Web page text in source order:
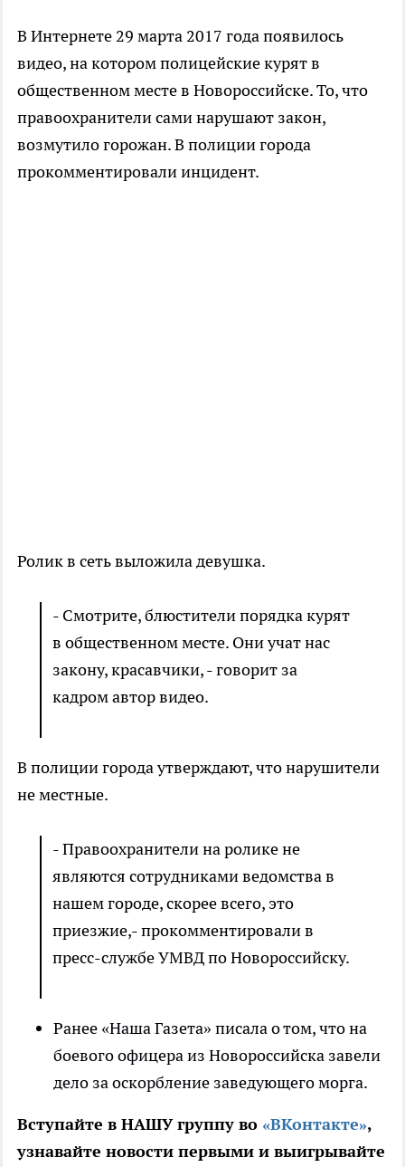
В Интернете 29 марта 2017 года появилось
видео, на котором полицейские курят в
общественном месте в Новороссийске. То, что
правоохранители сами нарушают закон,
возмутило горожан. В полиции города
прокомментировали инцидент.
Ролик в сеть выложила девушка.
- Смотрите, блюстители порядка курят
в общественном месте. Они учат нас
закону, красавчики, - говорит за
кадром автор видео.
В полиции города утверждают, что нарушители
не местные.
- Правоохранители на ролике не
являются сотрудниками ведомства в
нашем городе, скорее всего, это
приезжие,- прокомментировали в
пресс-службе УМВД по Новороссийску.
Ранее «Наша Газета» писала о том, что на
боевого офицера из Новороссийска завели
дело за оскорбление заведующего морга.
Вступайте в НАШУ группу во «ВКонтакте»,
узнавайте новости первыми и выигрывайте